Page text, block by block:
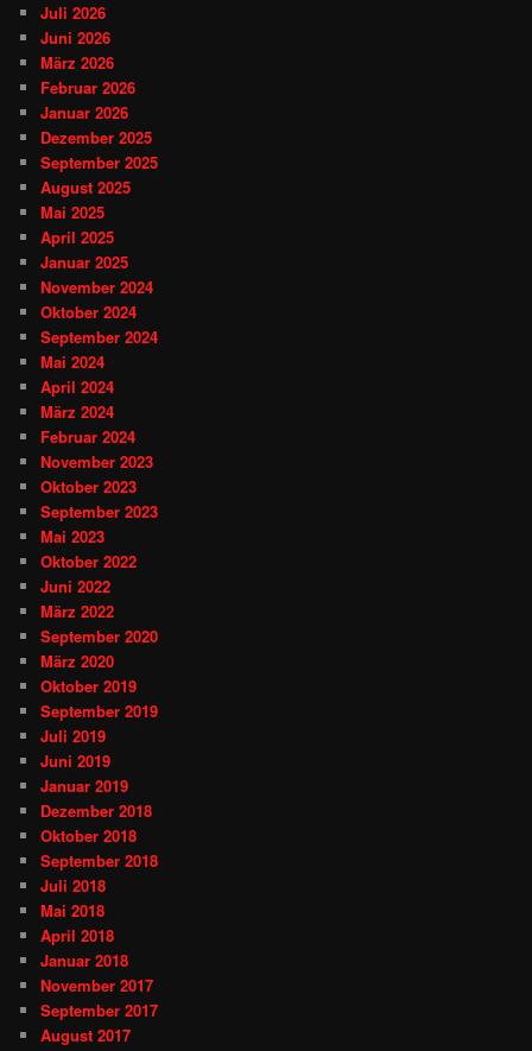
Juli 2026
Juni 2026
März 2026
Februar 2026
Januar 2026
Dezember 2025
September 2025
August 2025
Mai 2025
April 2025
Januar 2025
November 2024
Oktober 2024
September 2024
Mai 2024
April 2024
März 2024
Februar 2024
November 2023
Oktober 2023
September 2023
Mai 2023
Oktober 2022
Juni 2022
März 2022
September 2020
März 2020
Oktober 2019
September 2019
Juli 2019
Juni 2019
Januar 2019
Dezember 2018
Oktober 2018
September 2018
Juli 2018
Mai 2018
April 2018
Januar 2018
November 2017
September 2017
August 2017